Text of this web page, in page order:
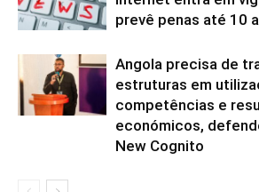
prevê penas até 10
Angola precisa de
estruturas em
competências e
económicos,
New Cognito